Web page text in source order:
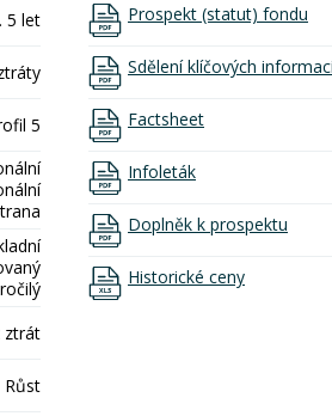
5 let
5
ztrát
Růst
Prospekt (statut) fondu
Sdělení klíčových
Factsheet
Infoleták
Doplněk k prospektu
Historické ceny